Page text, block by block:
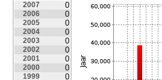
2007 0
2006 0
2005 0
2004 0
2003 0
2002 0
2001 0
2000 0
1999 0